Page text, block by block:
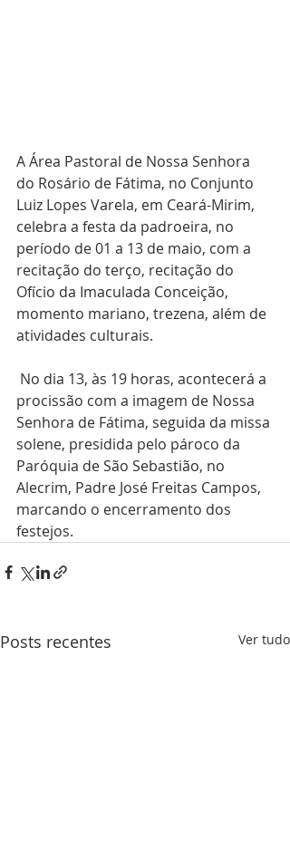
A Área Pastoral de Nossa Senhora
do Rosário de Fátima, no Conjunto
Luiz Lopes Varela, em Ceará-Mirim,
celebra a festa da padroeira, no
período de 01 a 13 de maio, com a
recitação do terço, recitação do
Ofício da Imaculada Conceição,
momento mariano, trezena, além de
atividades culturais.
procissão com a imagem de Nossa
Senhora de Fátima, seguida da missa
solene, presidida pelo pároco da
Paróquia de São Sebastião, no
Alecrim, Padre José Freitas Campos,
marcando o encerramento dos
festejos.
Posts recentes Ver tudo